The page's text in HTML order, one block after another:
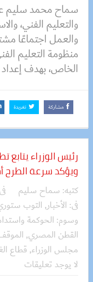
سماح محمد سليم
والتعليم الفني،
والعمل اجتماعًا
منظومة التعليم
الخاص، بهدف إعداد
مشاركة تغريدة
رئيس الوزراء يتابع
ويؤكد سرعة الطرح
كتبه: سماح سليم
فى: الأخبار, التوب
وسوم: الحوكمة
القطن المصري,
مجلس الوزراء, قطاع
لا يوجد تعليقات